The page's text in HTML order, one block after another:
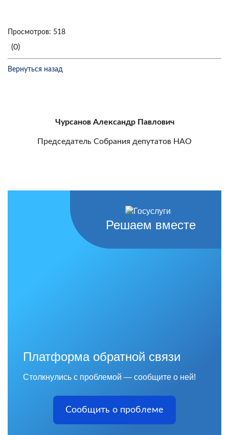
Просмотров: 518
(0)
Вернуться назад
Чурсанов Александр Павлович
Председатель Собрания депутатов НАО
Решаем вместе
Платформа обратной связи
Столкнулись с проблемой — сообщите о ней!
Сообщить о проблеме